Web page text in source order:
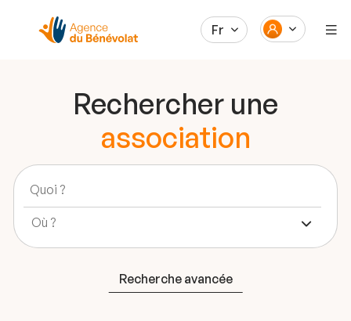
Fr
Rechercher une
association
Recherche avancée